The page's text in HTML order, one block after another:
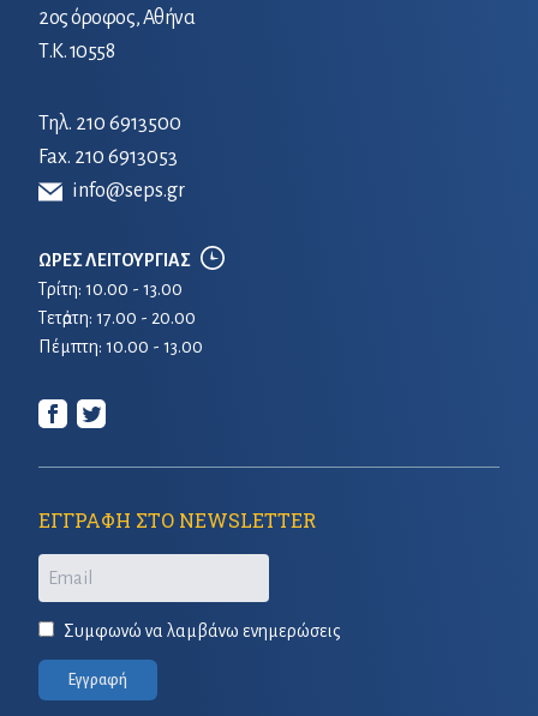
2ος όροφος, Αθήνα
Τ.Κ. 10558
Τηλ. 210 6913500
Fax. 210 6913053
info@seps.gr
ΩΡΕΣ ΛΕΙΤΟΥΡΓΙΑΣ
Τρίτη: 10.00 - 13.00
Τετἀρτη: 17.00 - 20.00
Πέμπτη: 10.00 - 13.00
ΕΓΓΡΑΦΗ ΣΤΟ NEWSLETTER
Email
Συμφωνώ να λαμβάνω ενημερώσεις
Εγγραφή